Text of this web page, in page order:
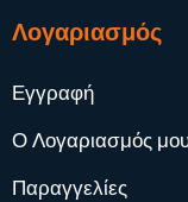
Λογαριασμός
Εγγραφή
Ο Λογαριασμός
Παραγγελίες